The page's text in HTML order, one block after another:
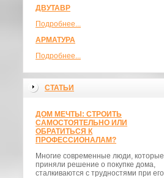
ДВУТАВР
Подробнее...
АРМАТУРА
Подробнее...
СТАТЬИ
ДОМ МЕЧТЫ: СТРОИТЬ
САМОСТОЯТЕЛЬНО ИЛИ
ОБРАТИТЬСЯ К
ПРОФЕССИОНАЛАМ?
Многие современные люди, которые
приняли решение о покупке дома,
сталкиваются с трудностями при его